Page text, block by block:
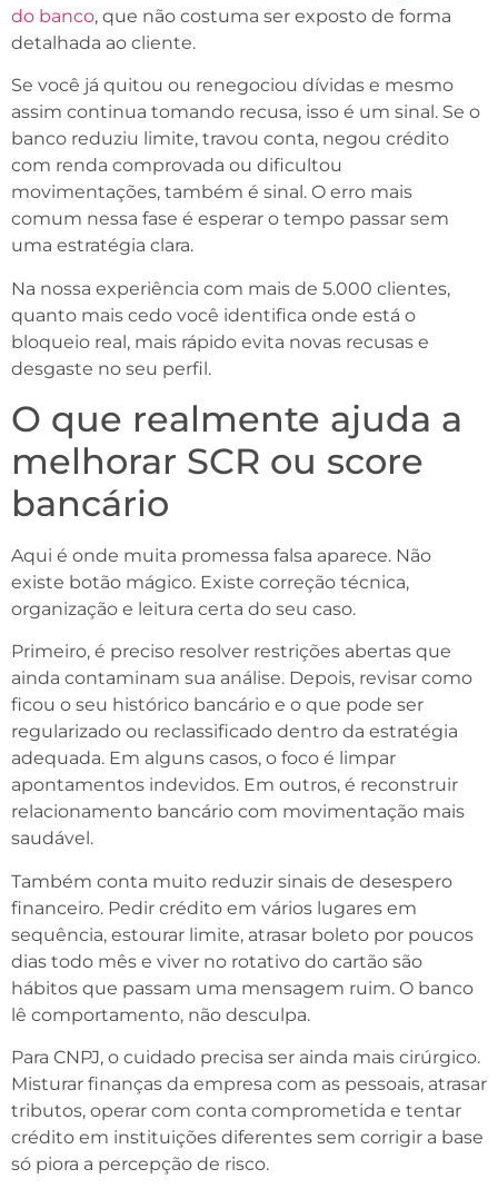
do banco, que não costuma ser exposto de forma
detalhada ao cliente.
Se você já quitou ou renegociou dívidas e mesmo
assim continua tomando recusa, isso é um sinal. Se o
banco reduziu limite, travou conta, negou crédito
com renda comprovada ou dificultou
movimentações, também é sinal. O erro mais
comum nessa fase é esperar o tempo passar sem
uma estratégia clara.
Na nossa experiência com mais de 5.000 clientes,
quanto mais cedo você identifica onde está o
bloqueio real, mais rápido evita novas recusas e
desgaste no seu perfil.
O que realmente ajuda a
melhorar SCR ou score
bancário
Aqui é onde muita promessa falsa aparece. Não
existe botão mágico. Existe correção técnica,
organização e leitura certa do seu caso.
Primeiro, é preciso resolver restrições abertas que
ainda contaminam sua análise. Depois, revisar como
ficou o seu histórico bancário e o que pode ser
regularizado ou reclassificado dentro da estratégia
adequada. Em alguns casos, o foco é limpar
apontamentos indevidos. Em outros, é reconstruir
relacionamento bancário com movimentação mais
saudável.
Também conta muito reduzir sinais de desespero
financeiro. Pedir crédito em vários lugares em
sequência, estourar limite, atrasar boleto por poucos
dias todo mês e viver no rotativo do cartão são
hábitos que passam uma mensagem ruim. O banco
lê comportamento, não desculpa.
Para CNPJ, o cuidado precisa ser ainda mais cirúrgico.
Misturar finanças da empresa com as pessoais, atrasar
tributos, operar com conta comprometida e tentar
crédito em instituições diferentes sem corrigir a base
só piora a percepção de risco.